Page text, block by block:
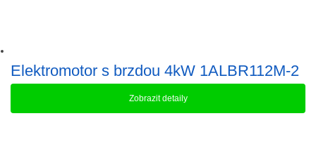
Elektromotor s brzdou 4kW 1ALBR112M-2
Zobrazit detaily